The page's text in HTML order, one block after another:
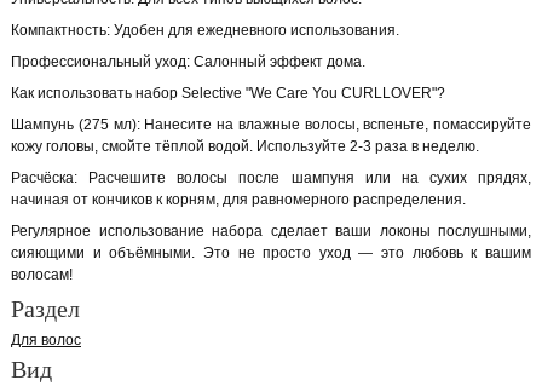
Компактность: Удобен для ежедневного использования.
Профессиональный уход: Салонный эффект дома.
Как использовать набор Selective "We Care You CURLLOVER"?
Шампунь (275 мл): Нанесите на влажные волосы, вспеньте, помассируйте
кожу головы, смойте тёплой водой. Используйте 2-3 раза в неделю.
Расчёска: Расчешите волосы после шампуня или на сухих прядях,
начиная от кончиков к корням, для равномерного распределения.
Регулярное использование набора сделает ваши локоны послушными,
сияющими и объёмными. Это не просто уход — это любовь к вашим
волосам!
Раздел
Для волос
Вид